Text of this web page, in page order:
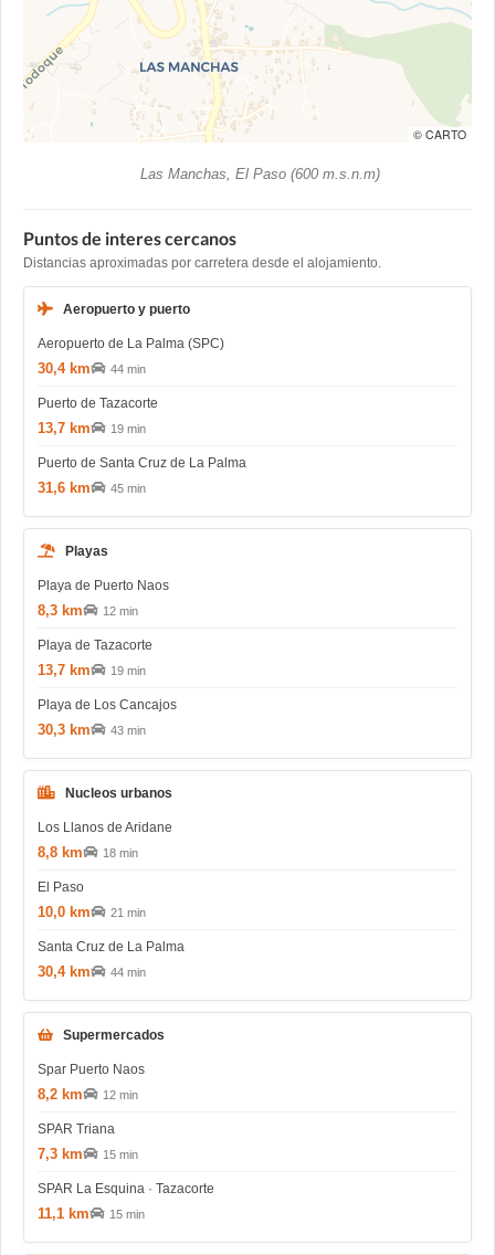
© CARTO
Las Manchas, El Paso (600 m.s.n.m)
Puntos de interes cercanos
Distancias aproximadas por carretera desde el alojamiento.
Aeropuerto y puerto
Aeropuerto de La Palma (SPC)
30,4 km 44 min
Puerto de Tazacorte
13,7 km 19 min
Puerto de Santa Cruz de La Palma
31,6 km 45 min
Playas
Playa de Puerto Naos
8,3 km 12 min
Playa de Tazacorte
13,7 km 19 min
Playa de Los Cancajos
30,3 km 43 min
Nucleos urbanos
Los Llanos de Aridane
8,8 km 18 min
El Paso
10,0 km 21 min
Santa Cruz de La Palma
30,4 km 44 min
Supermercados
Spar Puerto Naos
8,2 km 12 min
SPAR Triana
7,3 km 15 min
SPAR La Esquina · Tazacorte
11,1 km 15 min